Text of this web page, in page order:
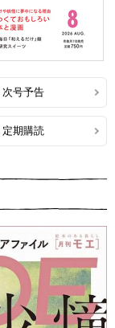
次号予告
定期購読